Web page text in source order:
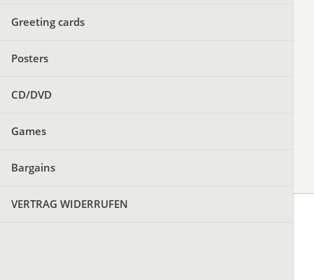
Greeting cards
Posters
CD/DVD
Games
Bargains
VERTRAG WIDERRUFEN